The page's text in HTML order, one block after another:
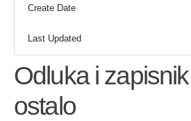
Create Date
Last Updated
Odluka i
ostalo